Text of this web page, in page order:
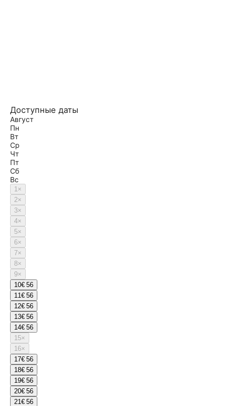
Доступные даты
Август
Пн
Вт
Ср
Чт
Пт
Сб
Вс
1×
2×
3×
4×
5×
6×
7×
8×
9×
10€ 56
11€ 56
12€ 56
13€ 56
14€ 56
15×
16×
17€ 56
18€ 56
19€ 56
20€ 56
21€ 56